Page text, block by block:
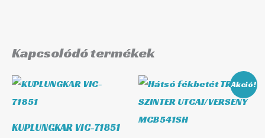
Kapcsolódó termékek
KUPLUNGKAR VIC-71851
Akció!
Original
price
price